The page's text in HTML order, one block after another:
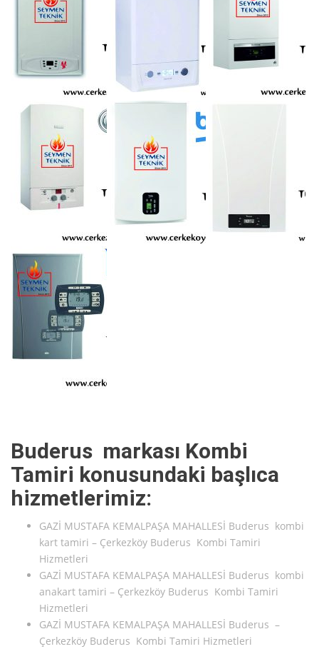
Buderus markası Kombi
Tamiri konusundaki başlıca
hizmetlerimiz:
GAZİ MUSTAFA KEMALPAŞA MAHALLESİ Buderus kombi
kart tamiri – Çerkezköy Buderus Kombi Tamiri
Hizmetleri
GAZİ MUSTAFA KEMALPAŞA MAHALLESİ Buderus kombi
anakart tamiri – Çerkezköy Buderus Kombi Tamiri
Hizmetleri
GAZİ MUSTAFA KEMALPAŞA MAHALLESİ Buderus –
Çerkezköy Buderus Kombi Tamiri Hizmetleri